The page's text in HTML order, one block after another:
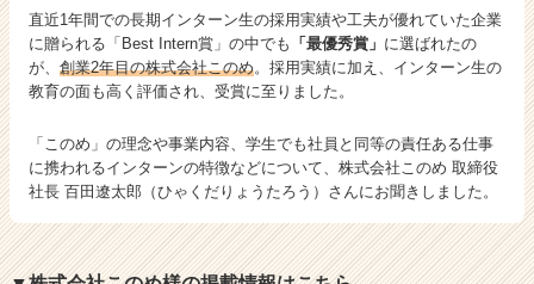
ン
の
魅
力
ベ
ン
チ
直近1年間での長期インターン生の採用実績や工夫が優れていた企業
に贈られる「Best Intern賞」の中でも 「最優秀賞」 に選ばれたの
が、 創業2年目の株式会社このめ。採用実績に加え、インターン生の
教育の面も高く評価され、受賞に至りました。
「このめ」の理念や事業内容、学生でも社員と同等の責任ある仕事
に携われるインターンの特徴などについて、株式会社このめ 取締役
社長 百田遼太郎（ひゃくだりょうたろう）さんにお聞きしました。